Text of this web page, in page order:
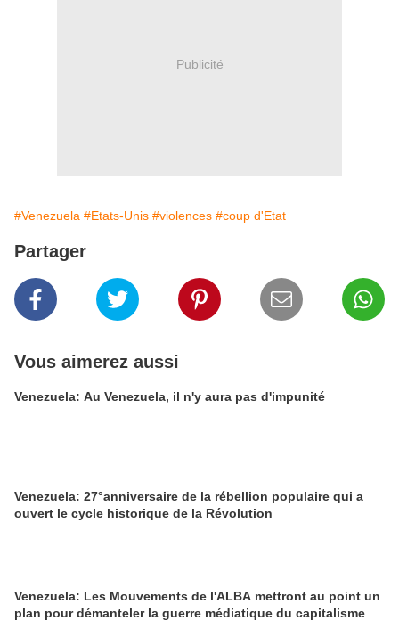
Publicité
#Venezuela #Etats-Unis #violences #coup d'Etat
Partager
Vous aimerez aussi
Venezuela: Au Venezuela, il n'y aura pas d'impunité
Venezuela: 27°anniversaire de la rébellion populaire qui a
ouvert le cycle historique de la Révolution
Venezuela: Les Mouvements de l'ALBA mettront au point un
plan pour démanteler la guerre médiatique du capitalisme